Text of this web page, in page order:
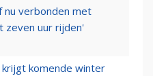
nu verbonden met
zeven uur rijden'
krijgt komende winter